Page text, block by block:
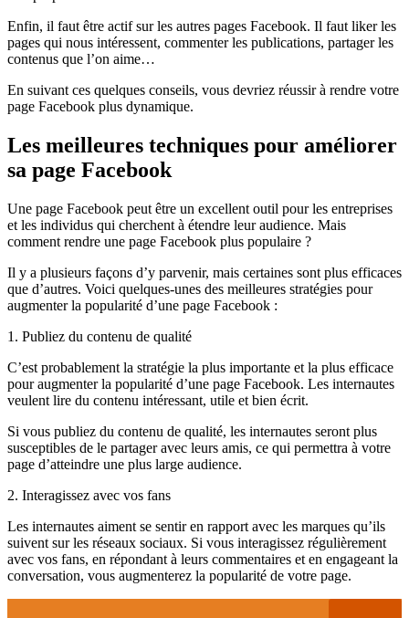
Enfin, il faut être actif sur les autres pages Facebook. Il faut liker les
pages qui nous intéressent, commenter les publications, partager les
contenus que l’on aime…
En suivant ces quelques conseils, vous devriez réussir à rendre votre
page Facebook plus dynamique.
Les meilleures techniques pour améliorer
sa page Facebook
Une page Facebook peut être un excellent outil pour les entreprises
et les individus qui cherchent à étendre leur audience. Mais
comment rendre une page Facebook plus populaire ?
Il y a plusieurs façons d’y parvenir, mais certaines sont plus efficaces
que d’autres. Voici quelques-unes des meilleures stratégies pour
augmenter la popularité d’une page Facebook :
1. Publiez du contenu de qualité
C’est probablement la stratégie la plus importante et la plus efficace
pour augmenter la popularité d’une page Facebook. Les internautes
veulent lire du contenu intéressant, utile et bien écrit.
Si vous publiez du contenu de qualité, les internautes seront plus
susceptibles de le partager avec leurs amis, ce qui permettra à votre
page d’atteindre une plus large audience.
2. Interagissez avec vos fans
Les internautes aiment se sentir en rapport avec les marques qu’ils
suivent sur les réseaux sociaux. Si vous interagissez régulièrement
avec vos fans, en répondant à leurs commentaires et en engageant la
conversation, vous augmenterez la popularité de votre page.